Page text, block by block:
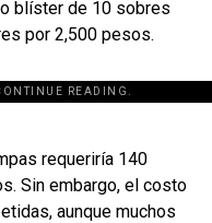
blíster de 10 sobres
por 2,500 pesos.
READING.
requeriría 140
Sin embargo, el costo
aunque muchos